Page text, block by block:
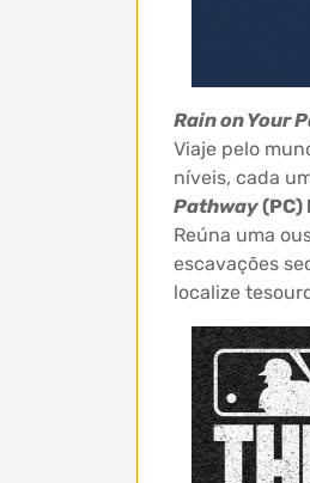
Rain on Your
Viaje pelo
níveis, cada
Pathway(PC)
Reúna uma
escavações
localize